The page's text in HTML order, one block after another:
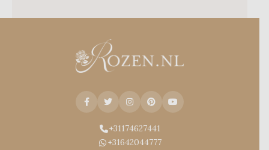
+31174627441
+31642044777